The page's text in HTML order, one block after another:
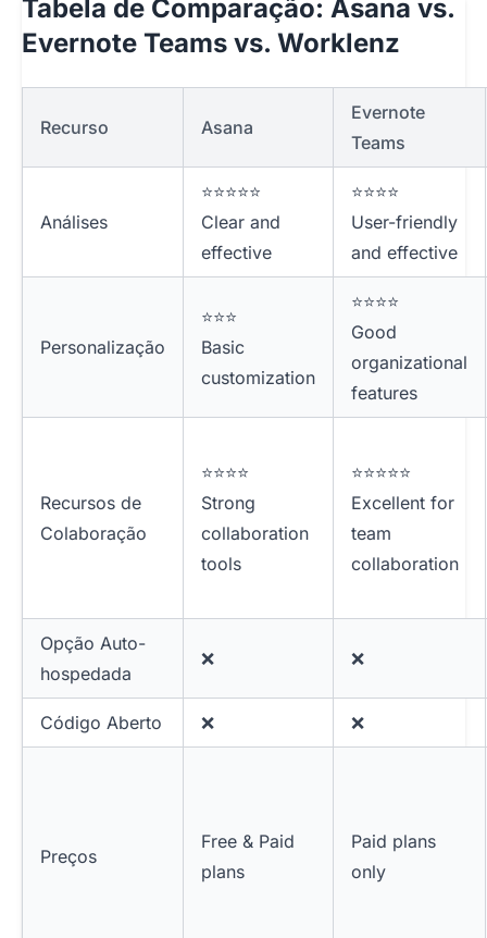
Tabela de Comparação: Asana vs.
Evernote Teams vs. Worklenz
Recurso Asana
Evernote
Teams
Análises
⭐⭐⭐⭐⭐
Clear and
effective
⭐⭐⭐⭐
User-friendly
and effective
Personalização
⭐⭐⭐
Basic
customization
⭐⭐⭐⭐
Good
organizational
features
Recursos de
Colaboração
⭐⭐⭐⭐
Strong
collaboration
tools
⭐⭐⭐⭐⭐
Excellent for
team
collaboration
Opção Auto-
hospedada
❌ ❌
Código Aberto ❌ ❌
Preços
Free & Paid
plans
Paid plans
only